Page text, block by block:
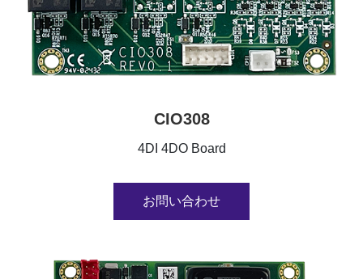
CIO308
4DI 4DO Board
お問い合わせ